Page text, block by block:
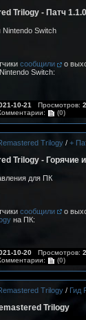
Trilogy - Патч
Nintendo Switch
сообщили о
Switch:
10-21 Просмотров:
(0)
Trilogy / +
Trilogy - Горячие
для ПК
сообщили
о
на ПК:
10-20 Просмотров:
(0)
Trilogy / Гид
Trilogy